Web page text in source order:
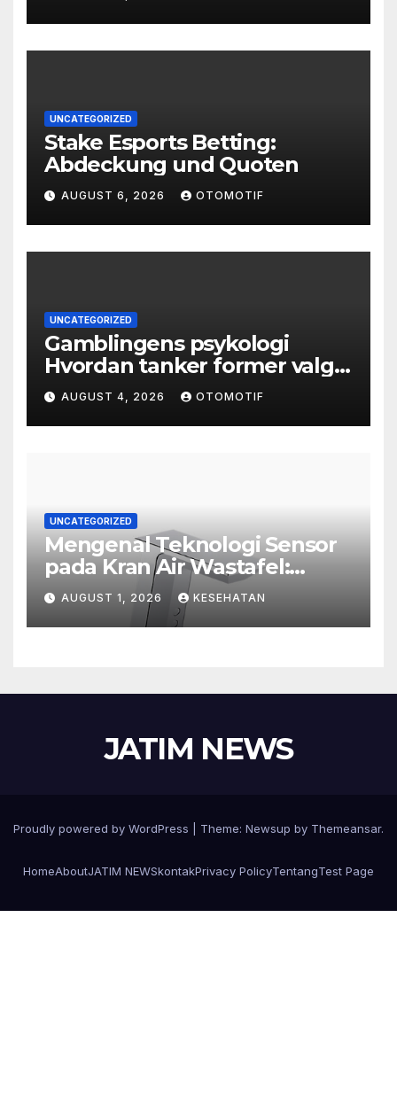
UNCATEGORIZED
Stake Esports Betting:
Abdeckung und Quoten
AUGUST 6, 2026 OTOMOTIF
UNCATEGORIZED
Gamblingens psykologi
Hvordan tanker former valg
og atferd
AUGUST 4, 2026 OTOMOTIF
UNCATEGORIZED
Mengenal Teknologi Sensor
pada Kran Air Wastafel:
Mewah, Cerdas, dan Higienis
AUGUST 1, 2026 KESEHATAN
JATIM NEWS
Proudly powered by WordPress Theme: Newsup by Themeansar.
HomeAboutJATIM NEWSkontakPrivacy PolicyTentangTest Page